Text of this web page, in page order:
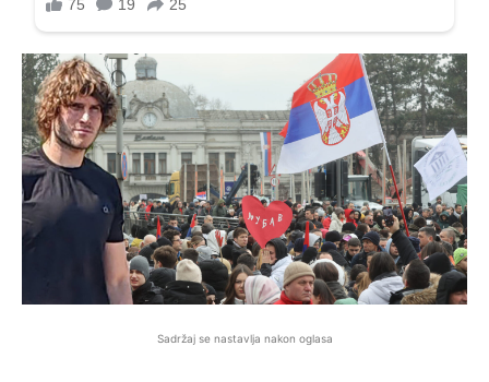
Sadržaj se nastavlja nakon oglasa